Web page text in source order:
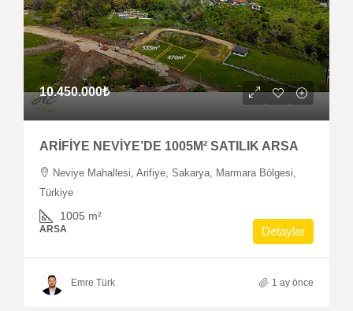
10.450.000₺
ARİFİYE NEVİYE’DE 1005M² SATILIK ARSA
Neviye Mahallesi, Arifiye, Sakarya, Marmara Bölgesi,
Türkiye
1005 m²
ARSA Detaylar
Emre Türk 1 ay önce